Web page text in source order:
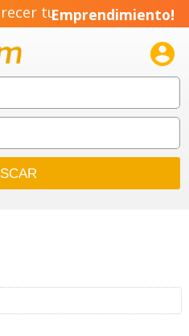
tuEmprendimiento!
